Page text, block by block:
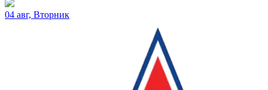
04 авг, Вторник